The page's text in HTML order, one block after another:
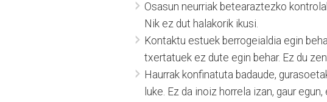
Osasun neurriak betearaztezko
Nik ez dut halakorik ikusi.
Kontaktu estuek berrogeialdia egin
txertatuek ez dute egin behar. Ez du
Haurrak konfinatuta badaude,
luke. Ez da inoiz horrela izan, gaur